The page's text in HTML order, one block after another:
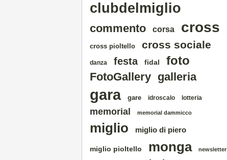
clubdelmiglio
commento corsa cross
cross pioltello cross sociale
danza festa fidal foto
FotoGallery galleria
gara gare idroscalo lotteria
memorial memorial dammicco
miglio miglio di piero
miglio pioltello monga newsletter